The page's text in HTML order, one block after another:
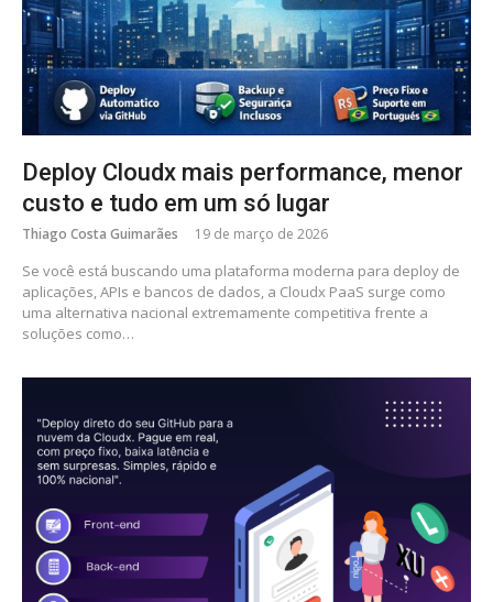
Deploy Cloudx mais performance, menor
custo e tudo em um só lugar
Thiago Costa Guimarães 19 de março de 2026
Se você está buscando uma plataforma moderna para deploy de
aplicações, APIs e bancos de dados, a Cloudx PaaS surge como
uma alternativa nacional extremamente competitiva frente a
soluções como…